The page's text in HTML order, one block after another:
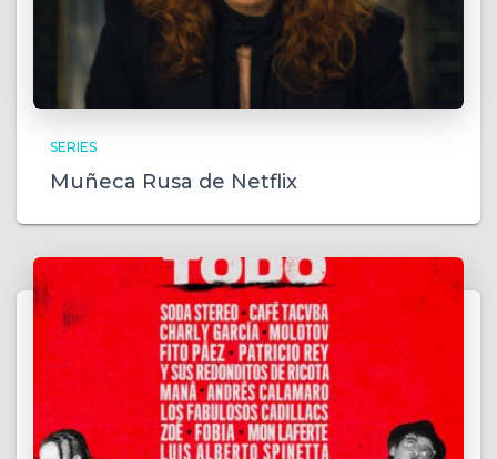
SERIES
Muñeca Rusa de Netflix